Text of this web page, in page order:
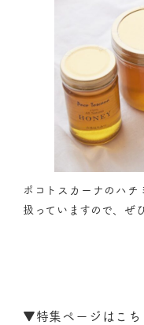
ポコトスカーナのハチ
扱っていますので、ぜ
▼特集ページはこ